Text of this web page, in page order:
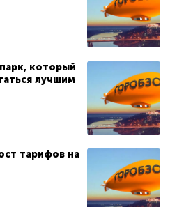
который
лучшим
тарифов на